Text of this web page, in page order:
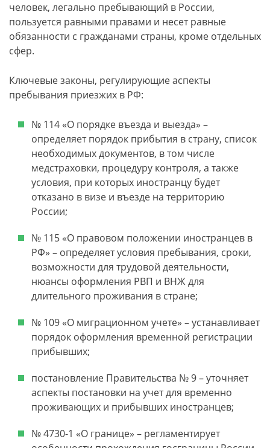
человек, легально пребывающий в России,
пользуется равными правами и несет равные
обязанности с гражданами страны, кроме отдельных
сфер.
Ключевые законы, регулирующие аспекты
пребывания приезжих в РФ:
№ 114 «О порядке въезда и выезда» –
определяет порядок прибытия в страну, список
необходимых документов, в том числе
медстраховки, процедуру контроля, а также
условия, при которых иностранцу будет
отказано в визе и въезде на территорию
России;
№ 115 «О правовом положении иностранцев в
РФ» – определяет условия пребывания, сроки,
возможности для трудовой деятельности,
нюансы оформления РВП и ВНЖ для
длительного проживания в стране;
№ 109 «О миграционном учете» – устанавливает
порядок оформления временной регистрации
прибывших;
постановление Правительства № 9 – уточняет
аспекты постановки на учет для временно
проживающих и прибывших иностранцев;
№ 4730-1 «О границе» – регламентирует